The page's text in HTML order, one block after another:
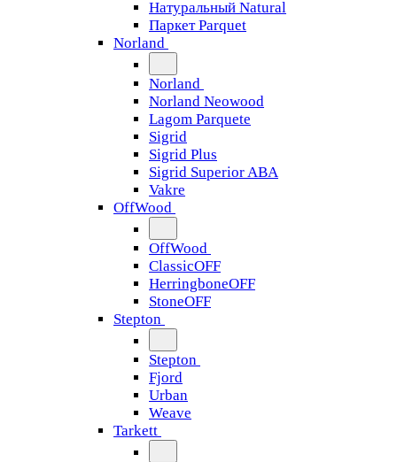
Натуральный Natural
Паркет Parquet
Norland
Norland
Norland Neowood
Lagom Parquete
Sigrid
Sigrid Plus
Sigrid Superior ABA
Vakre
OffWood
OffWood
ClassicOFF
HerringboneOFF
StoneOFF
Stepton
Stepton
Fjord
Urban
Weave
Tarkett